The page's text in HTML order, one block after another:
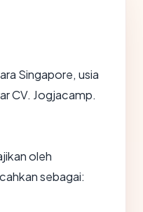
Singapore, usia
CV. Jogjacamp.
oleh
sebagai: